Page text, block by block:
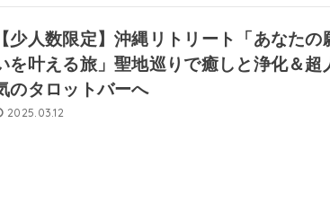
少人数限定】沖縄リトリート「あなたの
を叶える旅」聖地巡りで癒しと浄化＆超
のタロットバーへ
2025.03.12